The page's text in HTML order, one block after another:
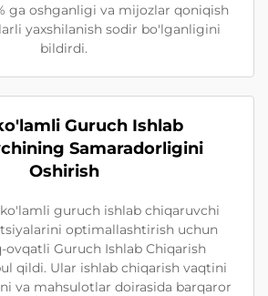
ga oshganligi va mijozlar qoniqish
yaxshilanish sodir bo'lganligini
bildirdi.
Guruch Ishlab
Samaradorligini
Oshirish
guruch ishlab chiqaruvchi
optimallashtirish uchun
ovqatli Guruch Ishlab Chiqarish
qildi. Ular ishlab chiqarish vaqtini
va mahsulotlar doirasida barqaror